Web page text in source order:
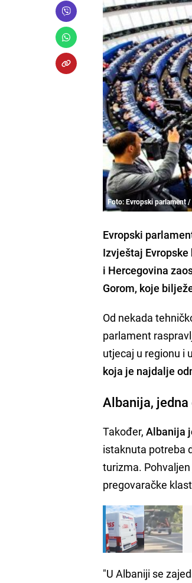
Foto: Evropski parlament
Evropski
Izvještaj
i Hercegovina
Gorom, koje
Od nekada
parlament
utjecaj u regionu i
koja je najdalje
Albanija,
Također,Albanija
istaknuta potreba
turizma.
pregovaračke
"U Albaniji se